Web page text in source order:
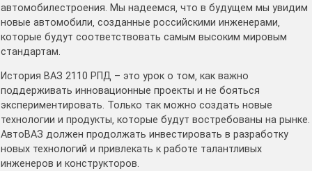
автомобилестроения․ Мы надеемся‚ что в будущем мы увидим
новые автомобили‚ созданные российскими инженерами‚
которые будут соответствовать самым высоким мировым
стандартам․
История ВАЗ 2110 РПД – это урок о том‚ как важно
поддерживать инновационные проекты и не бояться
экспериментировать․ Только так можно создать новые
технологии и продукты‚ которые будут востребованы на рынке․
АвтоВАЗ должен продолжать инвестировать в разработку
новых технологий и привлекать к работе талантливых
инженеров и конструкторов․